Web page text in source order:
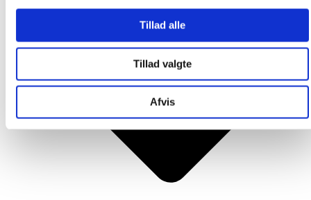
Tillad alle
Tillad valgte
Afvis